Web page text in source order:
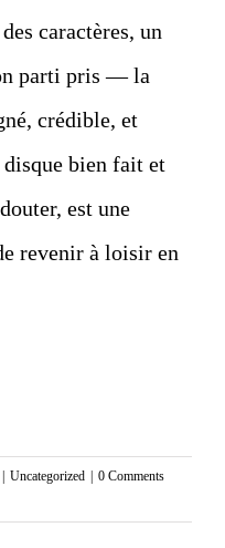
caractères, un
parti pris — la
crédible, et
bien fait et
est une
revenir à loisir en
Uncategorized
0 Comments